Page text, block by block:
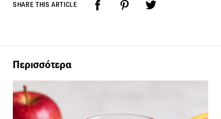
SHARE THIS ARTICLE
Περισσότερα